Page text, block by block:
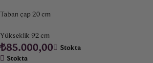
Taban çap 20 cm
Yükseklik 92 cm
₺85.000,00
Stokta
Stokta